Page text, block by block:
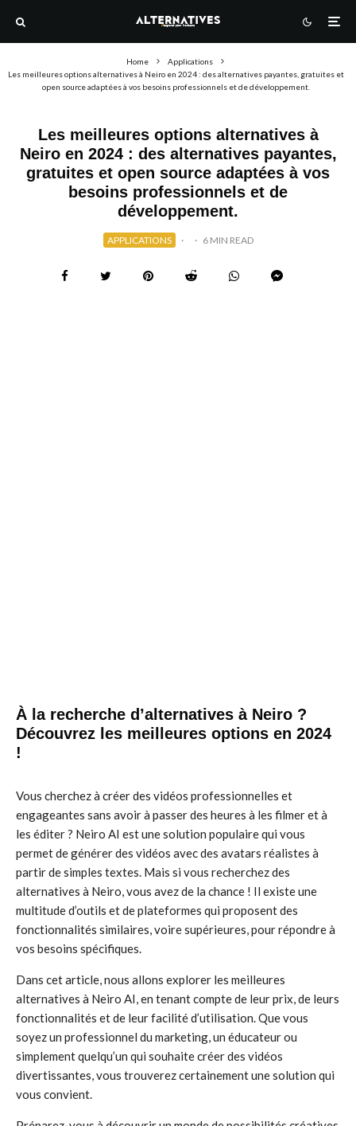
Home
Applications
Les meilleures options alternatives à Neiro en 2024 : des alternatives payantes, gratuites et
open source adaptées à vos besoins professionnels et de développement.
Les meilleures options alternatives à
Neiro en 2024 : des alternatives payantes,
gratuites et open source adaptées à vos
besoins professionnels et de
développement.
APPLICATIONS · · 6 MIN READ
À la recherche d’alternatives à Neiro ?
Découvrez les meilleures options en 2024
!
Vous cherchez à créer des vidéos professionnelles et
engageantes sans avoir à passer des heures à les filmer et à
les éditer ? Neiro AI est une solution populaire qui vous
permet de générer des vidéos avec des avatars réalistes à
partir de simples textes. Mais si vous recherchez des
alternatives à Neiro, vous avez de la chance ! Il existe une
multitude d’outils et de plateformes qui proposent des
fonctionnalités similaires, voire supérieures, pour répondre à
vos besoins spécifiques.
Dans cet article, nous allons explorer les meilleures
alternatives à Neiro AI, en tenant compte de leur prix, de leurs
fonctionnalités et de leur facilité d’utilisation. Que vous
soyez un professionnel du marketing, un éducateur ou
simplement quelqu’un qui souhaite créer des vidéos
divertissantes, vous trouverez certainement une solution qui
vous convient.